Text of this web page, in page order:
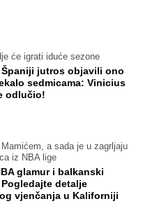
će igrati iduće sezone
jutros objavili ono
sedmicama: Vinicius
odlučio!
a sada je u zagrljaju
iz NBA lige
glamur i balkanski
detalje
vjenčanja u Kaliforniji